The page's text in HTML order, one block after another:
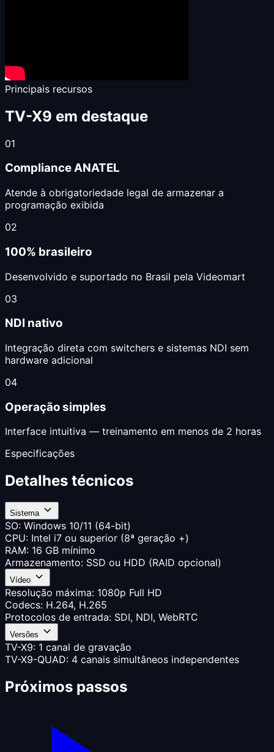
Principais recursos
TV-X9 em destaque
01
Compliance ANATEL
Atende à obrigatoriedade legal de armazenar a
programação exibida
02
100% brasileiro
Desenvolvido e suportado no Brasil pela Videomart
03
NDI nativo
Integração direta com switchers e sistemas NDI sem
hardware adicional
04
Operação simples
Interface intuitiva — treinamento em menos de 2 horas
Especificações
Detalhes técnicos
Sistema
SO: Windows 10/11 (64-bit)
CPU: Intel i7 ou superior (8ª geração +)
RAM: 16 GB mínimo
Armazenamento: SSD ou HDD (RAID opcional)
Vídeo
Resolução máxima: 1080p Full HD
Codecs: H.264, H.265
Protocolos de entrada: SDI, NDI, WebRTC
Versões
TV-X9: 1 canal de gravação
TV-X9-QUAD: 4 canais simultâneos independentes
Próximos passos